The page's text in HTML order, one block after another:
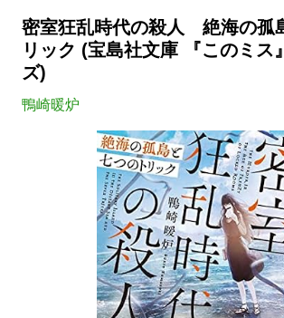
密室狂乱時代の殺人 絶海の孤
リック (宝島社文庫 『このミス
ズ)
鴨崎暖炉